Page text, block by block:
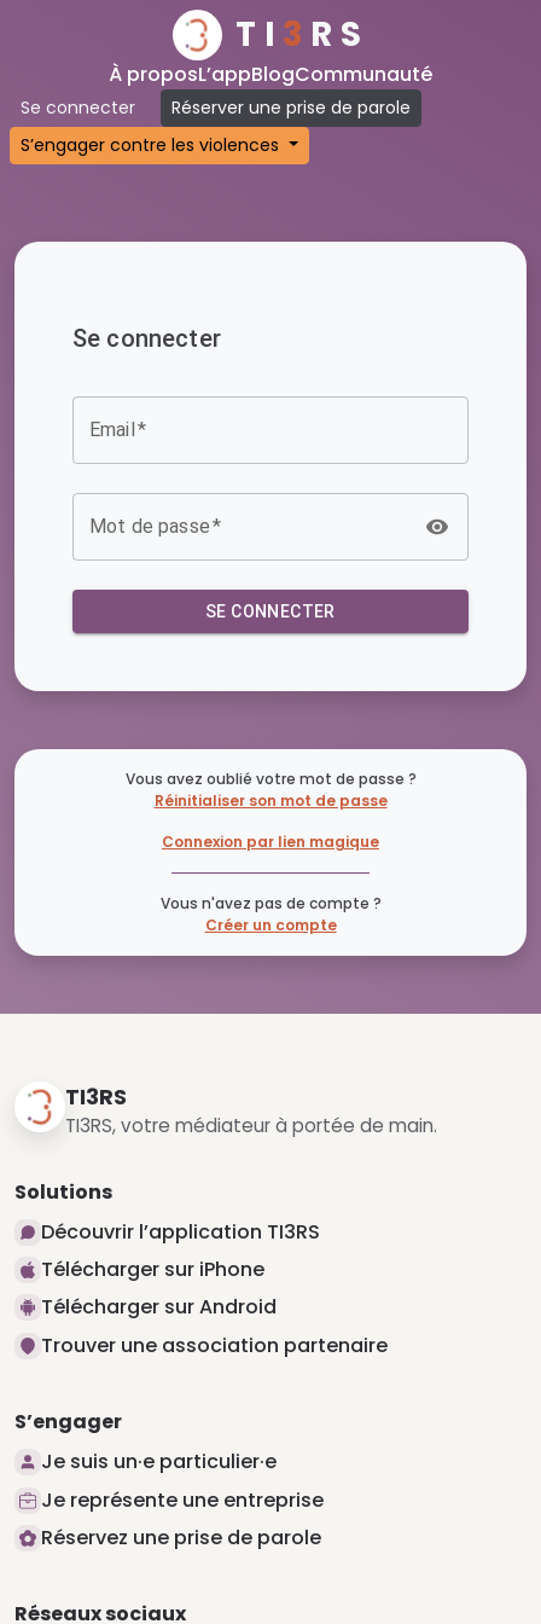
TI 3 RS
À proposL’appBlogCommunauté
Se connecter
Réserver une prise de parole
S’engager contre les violences
Se connecter
Email*
Mot de passe*
SE CONNECTER
Vous avez oublié votre mot de passe ?
Réinitialiser son mot de passe
Connexion par lien magique
Vous n'avez pas de compte ?
Créer un compte
TI3RS
TI3RS, votre médiateur à portée de main.
Solutions
Découvrir l’application TI3RS
Télécharger sur iPhone
Télécharger sur Android
Trouver une association partenaire
S’engager
Je suis un·e particulier·e
Je représente une entreprise
Réservez une prise de parole
Réseaux sociaux